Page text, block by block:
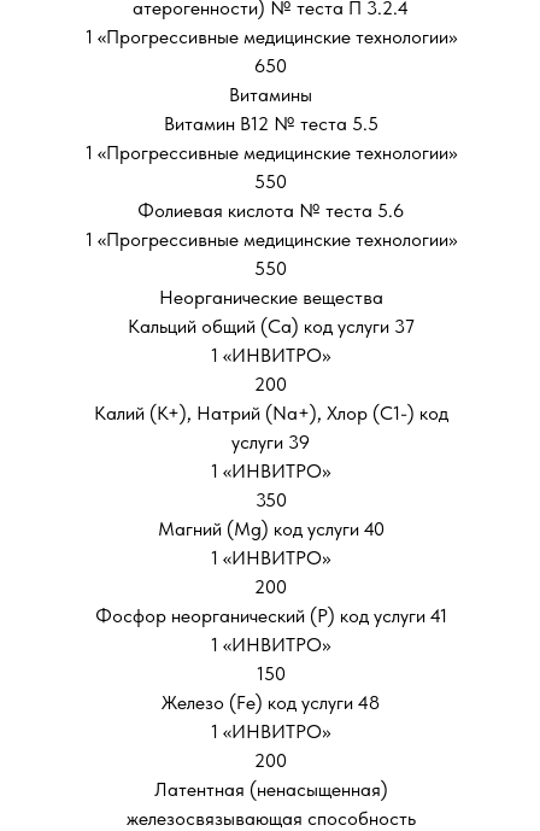
атерогенности) № теста П 3.2.4
1 «Прогрессивные медицинские технологии»
650
Витамины
Витамин В12 № теста 5.5
1 «Прогрессивные медицинские технологии»
550
Фолиевая кислота № теста 5.6
1 «Прогрессивные медицинские технологии»
550
Неорганические вещества
Кальций общий (Са) код услуги 37
1 «ИНВИТРО»
200
Калий (К+), Натрий (Na+), Хлор (С1-) код
услуги 39
1 «ИНВИТРО»
350
Магний (Мg) код услуги 40
1 «ИНВИТРО»
200
Фосфор неорганический (Р) код услуги 41
1 «ИНВИТРО»
150
Железо (Fе) код услуги 48
1 «ИНВИТРО»
200
Латентная (ненасыщенная)
железосвязывающая способность